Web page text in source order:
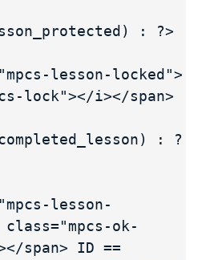
: ?>
lesson-locked">
lock"></i></span>
: ?
lesson-
ok-
span> ID ==